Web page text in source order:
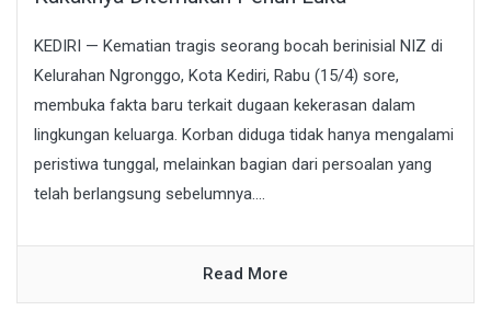
KEDIRI — Kematian tragis seorang bocah berinisial NIZ di
Kelurahan Ngronggo, Kota Kediri, Rabu (15/4) sore,
membuka fakta baru terkait dugaan kekerasan dalam
lingkungan keluarga. Korban diduga tidak hanya mengalami
peristiwa tunggal, melainkan bagian dari persoalan yang
telah berlangsung sebelumnya....
Read More